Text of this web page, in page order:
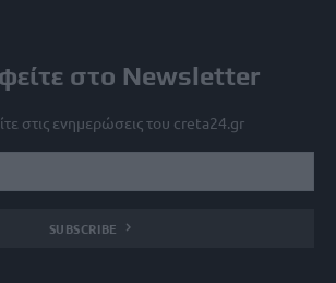
στο Newsletter
στις ενημερώσεις του creta24.gr
SUBSCRIBE